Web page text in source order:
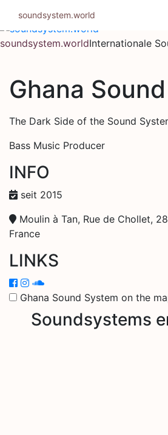
Inhalt
springen
soundsystem.worldInternationale
Ghana
The Dark Side of the Sound
Bass Music Producer
INFO
seit 2015
Moulin à Tan, Rue de Chollet,
France
LINKS
Ghana Sound System on the
Soundsystems
soundsystem.world